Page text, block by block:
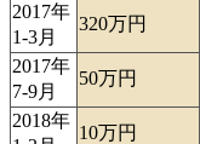
2017年
1-3月
320万円
2017年
7-9月
50万円
2018年
10万円